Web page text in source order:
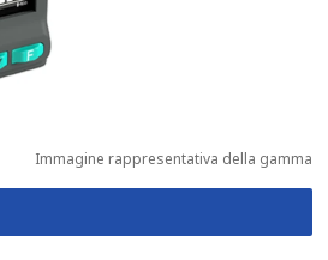
Immagine rappresentativa della gamma